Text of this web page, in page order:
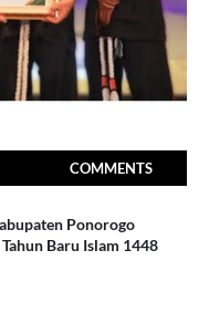
COMMENTS
Ponorogo
Baru Islam 1448